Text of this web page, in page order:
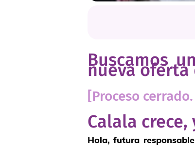
Buscamos
nueva
[Proceso
Calala
Hola, futura